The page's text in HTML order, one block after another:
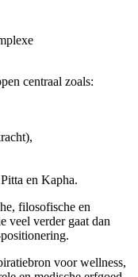
centraal zoals:
en Kapha.
filosofische en
veel verder gaat dan
voor wellness,